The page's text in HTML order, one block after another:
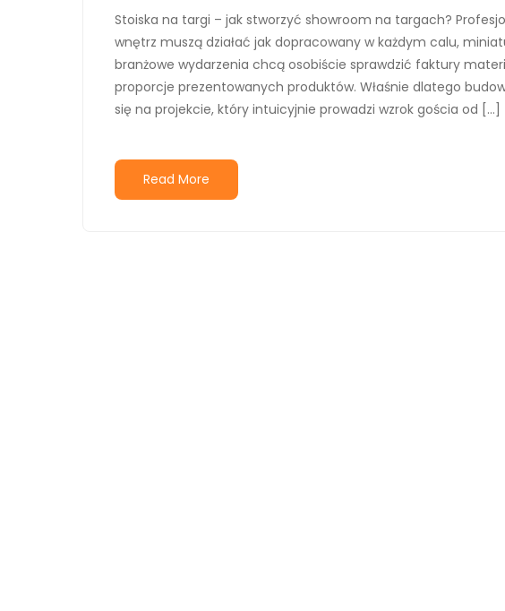
Stoiska na targi – jak stworzyć showroom na targach?
wnętrz muszą działać jak dopracowany w każdym calu,
branżowe wydarzenia chcą osobiście sprawdzić faktury
proporcje prezentowanych produktów. Właśnie dlatego
się na projekcie, który intuicyjnie prowadzi wzrok gościa od […]
Read More